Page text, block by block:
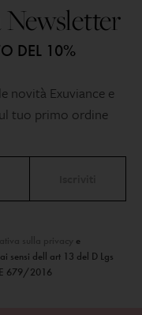
DEL 10%
novità Exuviance e
tuo primo ordine
e
sensi dell art 13 del D Lgs
679/2016